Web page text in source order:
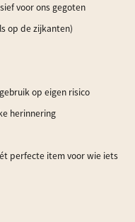
voor ons gegoten
op de zijkanten)
op eigen risico
herinnering
perfecte item voor wie iets